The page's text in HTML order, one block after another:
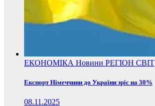
ЕКОНОМІКА Новини РЕГІОН СВІТ
Експорт Німеччини до України зріс на 30%
08.11.2025